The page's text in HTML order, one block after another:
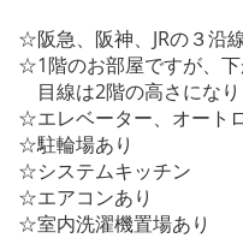
☆阪急、阪神、JRの３沿
☆1階のお部屋ですが、
目線は2階の高さになり
☆エレベーター、オート
☆駐輪場あり
☆システムキッチン
☆エアコンあり
☆室内洗濯機置場あり